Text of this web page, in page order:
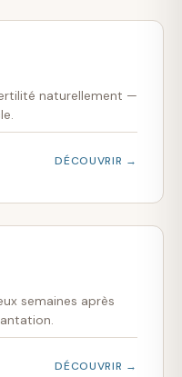
naturellement —
DÉCOUVRIR →
semaines après
DÉCOUVRIR →